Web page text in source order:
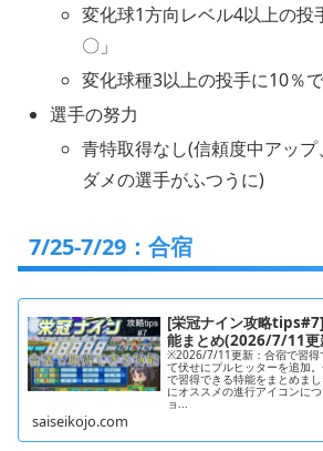
変化球1方向レベル4以上の投
〇」
変化球種3以上の投手に10％
選手の努力
青特取得なし(信頼度中アップ
ダメの選手がふつうに)
7/25-7/29：合宿
[栄冠ナイン攻略
能まとめ(2026/7/11更
※2026/7/11更新：合宿で習得
て伏せにプルヒッターを追加
で習得できる特能をまとめま
にオススメの進行アイコンに
ョ...
saiseikojo.com